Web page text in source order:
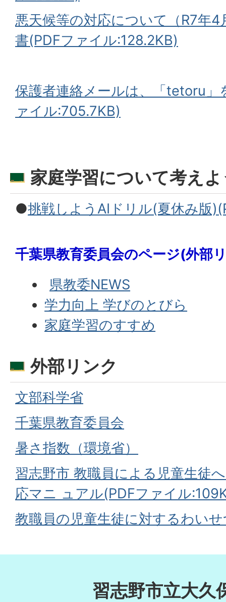
悪天候等の対応について（R7年4
書(PDFファイル:128.2KB)
保護者連絡メールは、「tetoru」
ァイル:705.7KB)
家庭学習について考え
●挑戦しようAIドリル(夏休み版
千葉県教育委員会のページ(外部
県教委NEWS
学力向上 学びのとびら
家庭学習のすすめ
外部リンク
文部科学省
千葉県教育委員会
暑さ指数（環境省）
習志野市 教職員による児童生徒
応マニ ュアル(PDFファイル
教職員の児童生徒に対するわい
習志野市立大久